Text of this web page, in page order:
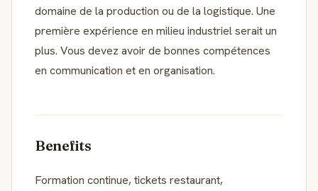
domaine de la production ou de la logistique. Une
première expérience en milieu industriel serait un
plus. Vous devez avoir de bonnes compétences
en communication et en organisation.
Benefits
Formation continue, tickets restaurant,